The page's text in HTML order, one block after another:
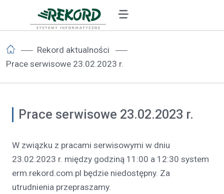
Rekord aktualności
Prace serwisowe 23.02.2023 r.
Prace serwisowe 23.02.2023 r.
W związku z pracami serwisowymi w dniu
23.02.2023 r. między godziną 11:00 a 12:30 system
erm.rekord.com.pl będzie niedostępny. Za
utrudnienia przepraszamy.